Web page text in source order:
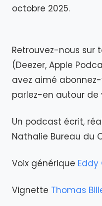
octobre 2025.
Retrouvez-nous sur
(Deezer, Apple
avez aimé abonnez-
parlez-en autour de
Un podcast écrit,
Nathalie Bureau du
Voix générique Eddy
Vignette Thomas